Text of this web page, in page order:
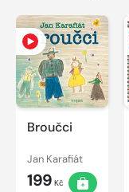
Broučci
Jan Karafiát
199 Kč